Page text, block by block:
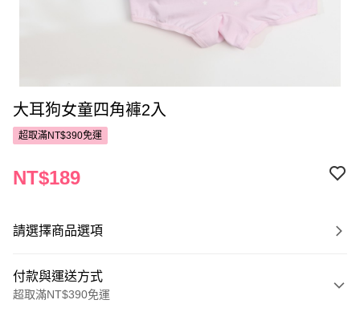
大耳狗女童四角褲2入
超取滿NT$390免運
NT$189
請選擇商品選項
付款與運送方式
超取滿NT$390免運